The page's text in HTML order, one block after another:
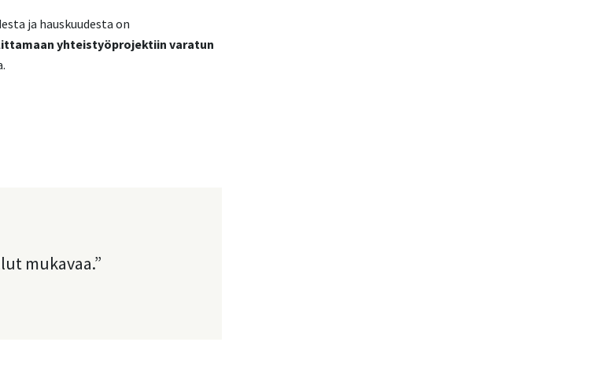
ja hauskuudesta on
yhteistyöprojektiin varatun
mukavaa.